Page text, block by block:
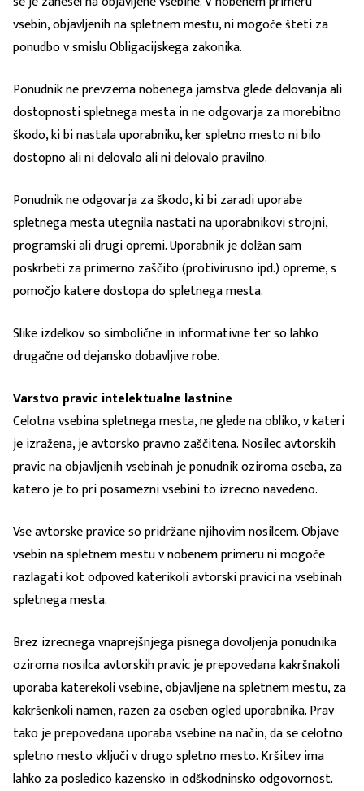
vsebin, objavljenih na spletnem mestu, ni mogoče šteti za
ponudbo v smislu Obligacijskega zakonika.
Ponudnik ne prevzema nobenega jamstva glede delovanja ali
dostopnosti spletnega mesta in ne odgovarja za morebitno
škodo, ki bi nastala uporabniku, ker spletno mesto ni bilo
dostopno ali ni delovalo ali ni delovalo pravilno.
Ponudnik ne odgovarja za škodo, ki bi zaradi uporabe
spletnega mesta utegnila nastati na uporabnikovi strojni,
programski ali drugi opremi. Uporabnik je dolžan sam
poskrbeti za primerno zaščito (protivirusno ipd.) opreme, s
pomočjo katere dostopa do spletnega mesta.
Slike izdelkov so simbolične in informativne ter so lahko
drugačne od dejansko dobavljive robe.
Varstvo pravic intelektualne lastnine
Celotna vsebina spletnega mesta, ne glede na obliko, v kateri
je izražena, je avtorsko pravno zaščitena. Nosilec avtorskih
pravic na objavljenih vsebinah je ponudnik oziroma oseba, za
katero je to pri posamezni vsebini to izrecno navedeno.
Vse avtorske pravice so pridržane njihovim nosilcem. Objave
vsebin na spletnem mestu v nobenem primeru ni mogoče
razlagati kot odpoved katerikoli avtorski pravici na vsebinah
spletnega mesta.
Brez izrecnega vnaprejšnjega pisnega dovoljenja ponudnika
oziroma nosilca avtorskih pravic je prepovedana kakršnakoli
uporaba katerekoli vsebine, objavljene na spletnem mestu, za
kakršenkoli namen, razen za oseben ogled uporabnika. Prav
tako je prepovedana uporaba vsebine na način, da se celotno
spletno mesto vključi v drugo spletno mesto. Kršitev ima
lahko za posledico kazensko in odškodninsko odgovornost.